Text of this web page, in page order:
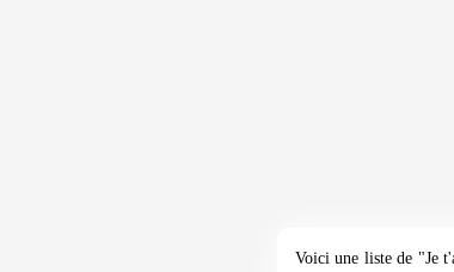
Voici une liste de "Je